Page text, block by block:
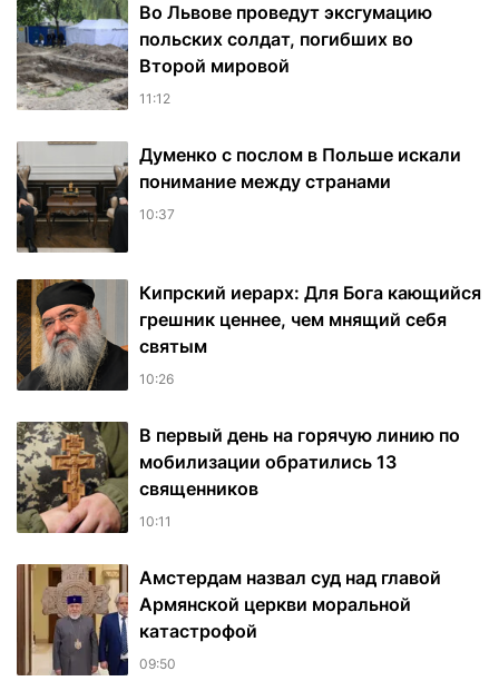
Во Львове проведут эксгумацию
польских солдат, погибших во
Второй мировой
11:12
Думенко с послом в Польше искали
понимание между странами
10:37
Кипрский иерарх: Для Бога кающийся
грешник ценнее, чем мнящий себя
святым
10:26
В первый день на горячую линию по
мобилизации обратились 13
священников
10:11
Амстердам назвал суд над главой
Армянской церкви моральной
катастрофой
09:50